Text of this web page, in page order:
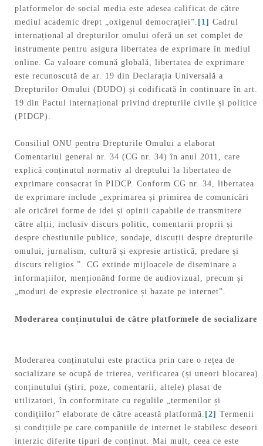
platformelor de social media este adesea calificat de către
mediul academic drept „oxigenul democrației”. [1] Cadrul
internațional al drepturilor omului oferă un set complet de
instrumente pentru asigura libertatea de exprimare în mediul
online. Ca valoare comună globală, libertatea de exprimare
este recunoscută de ar. 19 din Declarația Universală a
Drepturilor Omului (DUDO) și codificată în continuare în art.
19 din Pactul internațional privind drepturile civile și politice
(PIDCP).
Consiliul ONU pentru Drepturile Omului a elaborat
Comentariul general nr. 34 (CG nr. 34) în anul 2011, care
explică conținutul normativ al dreptului la libertatea de
exprimare consacrat în PIDCP. Conform CG nr. 34, libertatea
de exprimare include „exprimarea și primirea de comunicări
ale oricărei forme de idei și opinii capabile de transmitere
către alții, inclusiv discurs politic, comentarii proprii și
despre chestiunile publice, sondaje, discuții despre drepturile
omului, jurnalism, cultură și expresie artistică, predare și
discurs religios ”. CG extinde mijloacele de diseminare a
informațiilor, menționând forme de audiovizual, precum și
„moduri de expresie electronice și bazate pe internet”.
Moderarea conținutului de către platformele de socializare
Moderarea conținutului este practica prin care o rețea de
socializare se ocupă de trierea, verificarea (și uneori blocarea)
conținutului (știri, poze, comentarii, altele) plasat de
utilizatori, în conformitate cu regulile „termenilor și
condițiilor” elaborate de către această platformă. [2] Termenii
și condițiile pe care companiile de internet le stabilesc deseori
interzic diferite tipuri de conținut. Mai mult, ceea ce este